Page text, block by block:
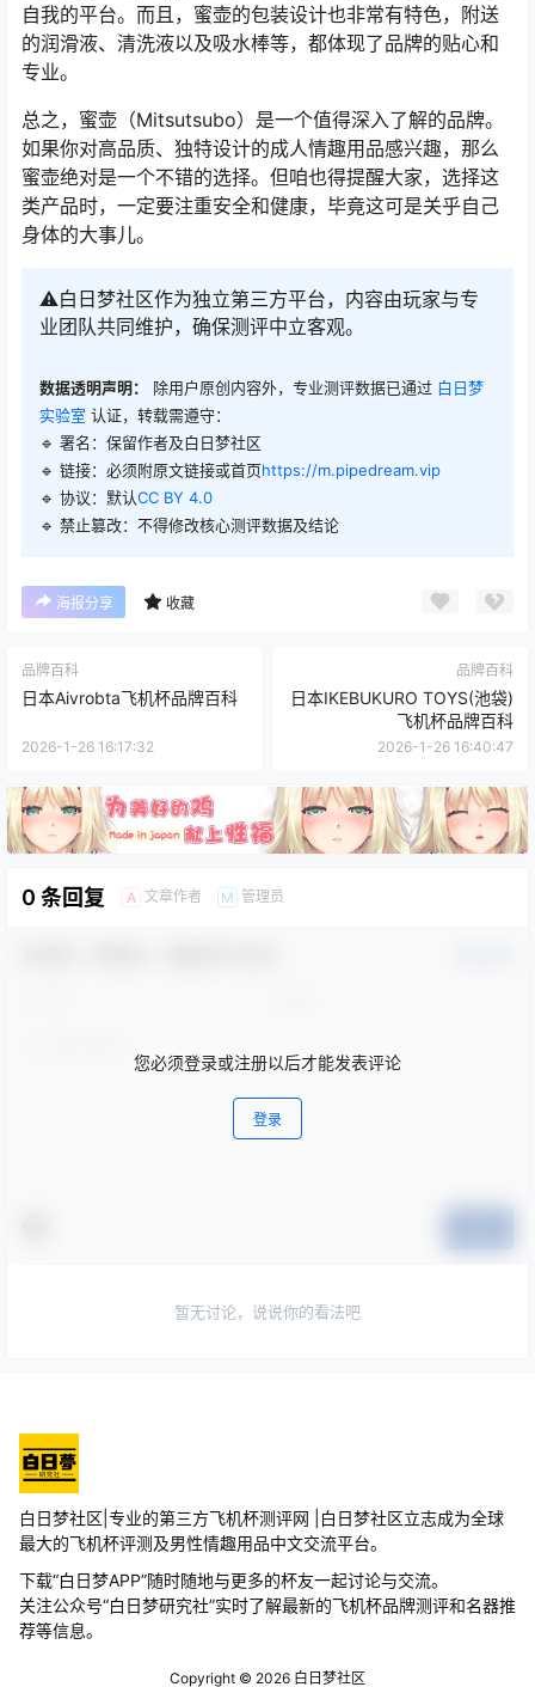
自我的平台。而且，蜜壶的包装设计也非常有特色，附送
的润滑液、清洗液以及吸水棒等，都体现了品牌的贴心和
专业。
总之，蜜壶（Mitsutsubo）是一个值得深入了解的品牌。
如果你对高品质、独特设计的成人情趣用品感兴趣，那么
蜜壶绝对是一个不错的选择。但咱也得提醒大家，选择这
类产品时，一定要注重安全和健康，毕竟这可是关乎自己
身体的大事儿。
⚠️白日梦社区作为独立第三方平台，内容由玩家与专
业团队共同维护，确保测评中立客观。
数据透明声明： 除用户原创内容外，专业测评数据已通过 白日梦
实验室 认证，转载需遵守：
🔹 署名：保留作者及白日梦社区
🔹 链接：必须附原文链接或首页https://m.pipedream.vip
🔹 协议：默认CC BY 4.0
🔹 禁止篡改：不得修改核心测评数据及结论
海报分享 收藏
品牌百科
日本Aivrobta飞机杯品牌百科
2026-1-26 16:17:32
品牌百科
日本IKEBUKURO TOYS(池袋)
飞机杯品牌百科
2026-1-26 16:40:47
0 条回复 A 文章作者 M 管理员
您必须登录或注册以后才能发表评论
登录
暂无讨论，说说你的看法吧
白日梦社区|专业的第三方飞机杯测评网 |白日梦社区立志成为全球
最大的飞机杯评测及男性情趣用品中文交流平台。
下载“白日梦APP”随时随地与更多的杯友一起讨论与交流。
关注公众号“白日梦研究社”实时了解最新的飞机杯品牌测评和名器推
荐等信息。
Copyright © 2026 白日梦社区